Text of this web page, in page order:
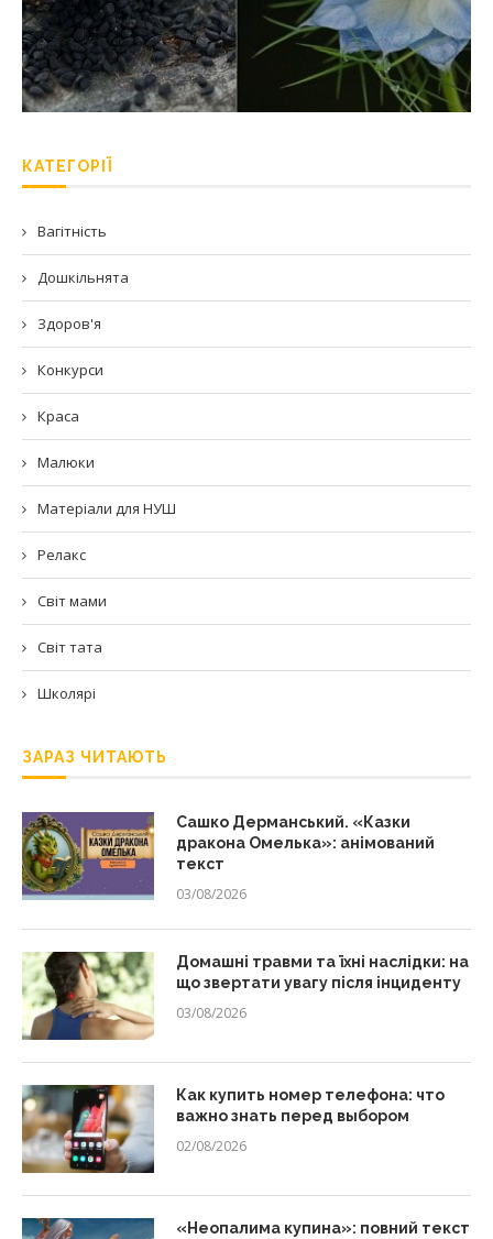
КАТЕГОРІЇ
Вагітність
Дошкільнята
Здоров'я
Конкурси
Краса
Малюки
Матеріали для НУШ
Релакс
Світ мами
Світ тата
Школярі
ЗАРАЗ ЧИТАЮТЬ
Сашко Дерманський. «Казки
дракона Омелька»: анімований
текст
03/08/2026
Домашні травми та їхні наслідки: на
що звертати увагу після інциденту
03/08/2026
Как купить номер телефона: что
важно знать перед выбором
02/08/2026
«Неопалима купина»: повний текст